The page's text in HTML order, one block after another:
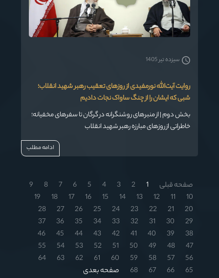
روایت آیت‌الله نورمفیدی از روزهای تعقیب رهبر شهید انقلاب؛
شبی که ایشان را از چنگ ساواک نجات دادیم
بخش دوم | از منبرهای روشنگرانه در گرگان تا سفرهای مخفیانه؛
خاطراتی از روزهای مبارزه رهبر شهید انقلاب
سیزده تیر 1405
ادامه مطلب
صفحه قبلی 1
2
3
4
5
6
7
8
9
10
11
12
13
14
15
16
17
18
19
20
21
22
23
24
25
26
27
28
29
30
31
32
33
34
35
36
37
38
39
40
41
42
43
44
45
46
47
48
49
50
51
52
53
54
55
56
57
58
59
60
61
62
63
64
65
66
67
68 صفحه بعدی